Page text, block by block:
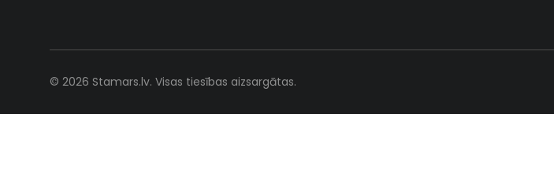
© 2026 Stamars.lv. Visas tiesības aizsargātas.